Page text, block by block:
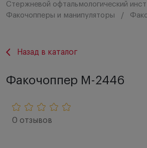
Стержневой офтальмологический
Факочопперы и манипуляторы
Назад в каталог
Факочоппер M-2446
0 отзывов